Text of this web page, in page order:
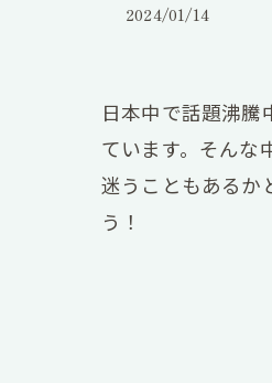
2024/01/14
日本中で話題沸
ています。そんな
迷うこともあるか
う！